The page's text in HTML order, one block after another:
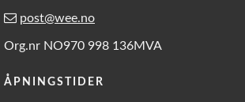
post@wee.no
Org.nr NO970 998 136MVA
ÅPNINGSTIDER